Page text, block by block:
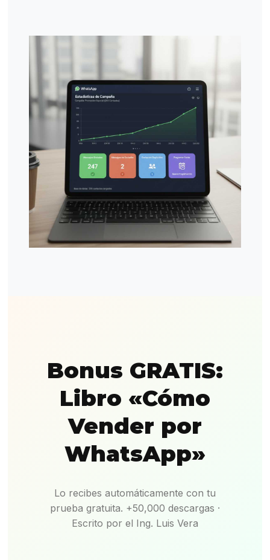
Bonus GRATIS:
Libro «Cómo
Vender por
WhatsApp»
Lo recibes automáticamente con tu
prueba gratuita. +50,000 descargas ·
Escrito por el Ing. Luis Vera